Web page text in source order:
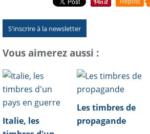
S'inscrire à la newsletter
Vous aimerez aussi :
Italie, les
Les timbres de
propagande